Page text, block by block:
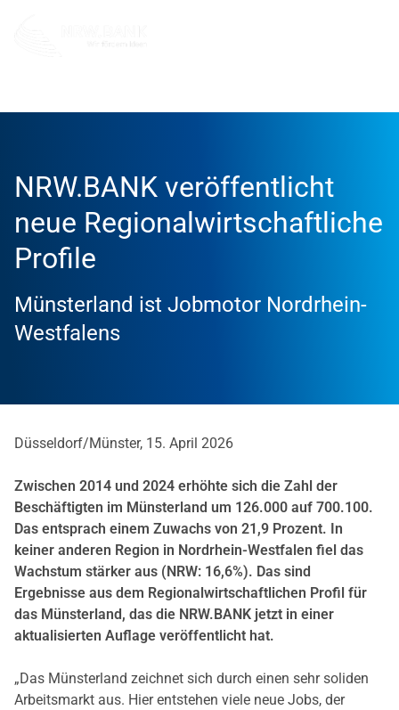
NRW.BANK veröffentlicht
neue Regionalwirtschaftliche
Profile
Münsterland ist Jobmotor Nordrhein-
Westfalens
Düsseldorf/Münster, 15. April 2026
Zwischen 2014 und 2024 erhöhte sich die Zahl der
Beschäftigten im Münsterland um 126.000 auf 700.100.
Das entsprach einem Zuwachs von 21,9 Prozent. In
keiner anderen Region in Nordrhein-Westfalen fiel das
Wachstum stärker aus (NRW: 16,6%). Das sind
Ergebnisse aus dem Regionalwirtschaftlichen Profil für
das Münsterland, das die NRW.BANK jetzt in einer
aktualisierten Auflage veröffentlicht hat.
„Das Münsterland zeichnet sich durch einen sehr soliden
Arbeitsmarkt aus. Hier entstehen viele neue Jobs, der